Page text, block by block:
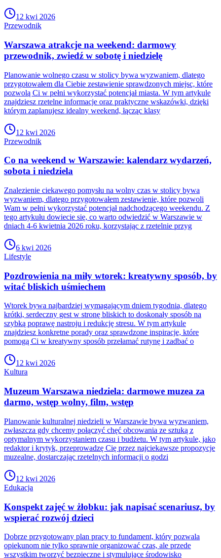
12 kwi 2026
Przewodnik
Warszawa atrakcje na weekend: darmowy
przewodnik, zwiedź w sobotę i niedzielę
Planowanie wolnego czasu w stolicy bywa wyzwaniem, dlatego
przygotowałem dla Ciebie zestawienie sprawdzonych miejsc, które
pozwolą Ci w pełni wykorzystać potencjał miasta. W tym artykule
znajdziesz rzetelne informacje oraz praktyczne wskazówki, dzięki
którym zaplanujesz idealny weekend, łącząc klasy
12 kwi 2026
Przewodnik
Co na weekend w Warszawie: kalendarz wydarzeń,
sobota i niedziela
Znalezienie ciekawego pomysłu na wolny czas w stolicy bywa
wyzwaniem, dlatego przygotowałem zestawienie, które pozwoli
Wam w pełni wykorzystać potencjał nadchodzącego weekendu. Z
tego artykułu dowiecie się, co warto odwiedzić w Warszawie w
dniach 4-6 kwietnia 2026 roku, korzystając z rzetelnie przyg
6 kwi 2026
Lifestyle
Pozdrowienia na miły wtorek: kreatywny sposób, by
witać bliskich uśmiechem
Wtorek bywa najbardziej wymagającym dniem tygodnia, dlatego
krótki, serdeczny gest w stronę bliskich to doskonały sposób na
szybką poprawę nastroju i redukcję stresu. W tym artykule
znajdziesz konkretne porady oraz sprawdzone inspiracje, które
pomogą Ci w kreatywny sposób przełamać rutynę i zadbać o
12 kwi 2026
Kultura
Muzeum Warszawa niedziela: darmowe muzea za
darmo, wstęp wolny, film, wstęp
Planowanie kulturalnej niedzieli w Warszawie bywa wyzwaniem,
zwłaszcza gdy chcemy połączyć chęć obcowania ze sztuką z
optymalnym wykorzystaniem czasu i budżetu. W tym artykule, jako
redaktor i krytyk, przeprowadzę Cię przez najciekawsze propozycje
muzealne, dostarczając rzetelnych informacji o godzi
12 kwi 2026
Edukacja
Konspekt zajęć w żłobku: jak napisać scenariusz, by
wspierać rozwój dzieci
Dobrze przygotowany plan pracy to fundament, który pozwala
opiekunom nie tylko sprawnie organizować czas, ale przede
wszystkim tworzyć bezpieczne i stymulujące środowisko